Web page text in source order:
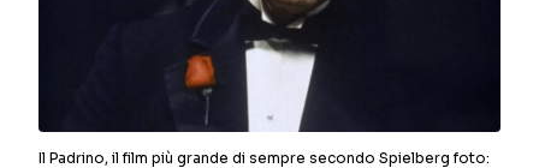
Il Padrino, il film più grande di sempre secondo Spielberg foto: